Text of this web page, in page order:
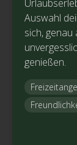
Auswahl
sich,
genießen.